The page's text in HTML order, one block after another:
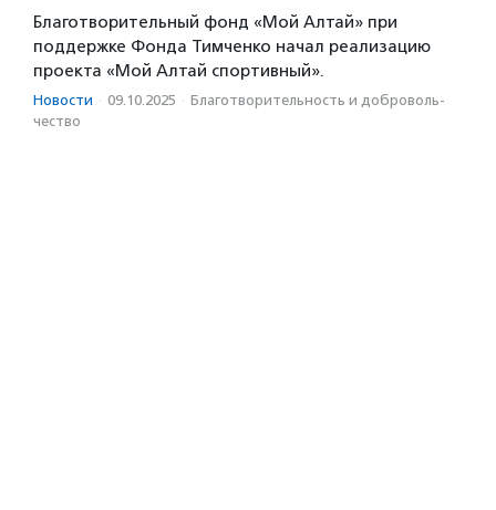
Благотворительный фонд «Мой Алтай» при
поддержке Фонда Тимченко начал реализацию
проекта «Мой Алтай спортивный».
Новости · 09.10.2025 · Благотвори­тель­ность и доброволь­
чест­во